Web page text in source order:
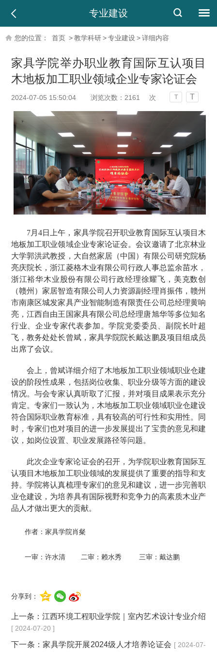
专业建设
您的位置： 首页 >教学科研>专业建设>详细内容
家具学院举办职业教育国际互认项目
木地板加工职业领域企业专家论证会
2024-07-05 15:50:04 浏览次数： 2161 次 T T
7月4日上午，家具学院召开职业教育国际互认项目木
地板加工职业领域企业专家论证会。会议邀请了北京林业
大学郭洪武教授，大自然家居（中国）有限公司研究院杨
亮庆院长，浙江菱格木业有限公司行政人事总监余苗水，
浙江裕华木业股份有限公司行政经理徐耀飞，美克数创
（赣州）家居智造有限公司人力资源副经理肖振伟，赣州
市南康区城发家具产业智能制造有限责任公司总经理黄响
亮，江西自由王国家具有限公司总经理唐旭华等多位知名
行业、企业专家代表参加。学院党委委员、副院长叶超
飞，教务处处长曾斌，家具学院院长戴达鹏及项目组成员
出席了会议。
会上，曾斌详细介绍了木地板加工职业领域职业仓建
设的阶段性成果，包括岗位收集、职业分级等方面的建设
情况。与会专家认真听取了汇报，并对项目成果表示充分
肯定。专家们一致认为，木地板加工职业领域职业仓建设
符合国际职业教育标准，具有较高的可行性和实用性。同
时，专家们也对项目的进一步发展提出了宝贵的意见和建
议，如岗位设置、职业发展路径等问题。
此次企业专家论证会的召开，为学院职业教育国际互
认项目木地板加工职业领域的发展提供了重要的指导和支
持。学院将认真梳理专家们的意见和建议，进一步完善职
业仓建设，为培养具有国际视野和竞争力的高素质木业产
品人才做出更大的贡献。
作者：家具学院肖粲
一审： 许水清 二审： 赖水秀 三审： 戴达鹏
分享到：
上一条：江西环境工程职业学院｜室内艺术设计专业介绍
[ 2024-07-20 ]
下一条：家具学院开展2024级人才培养论证会 [ 2024-07-